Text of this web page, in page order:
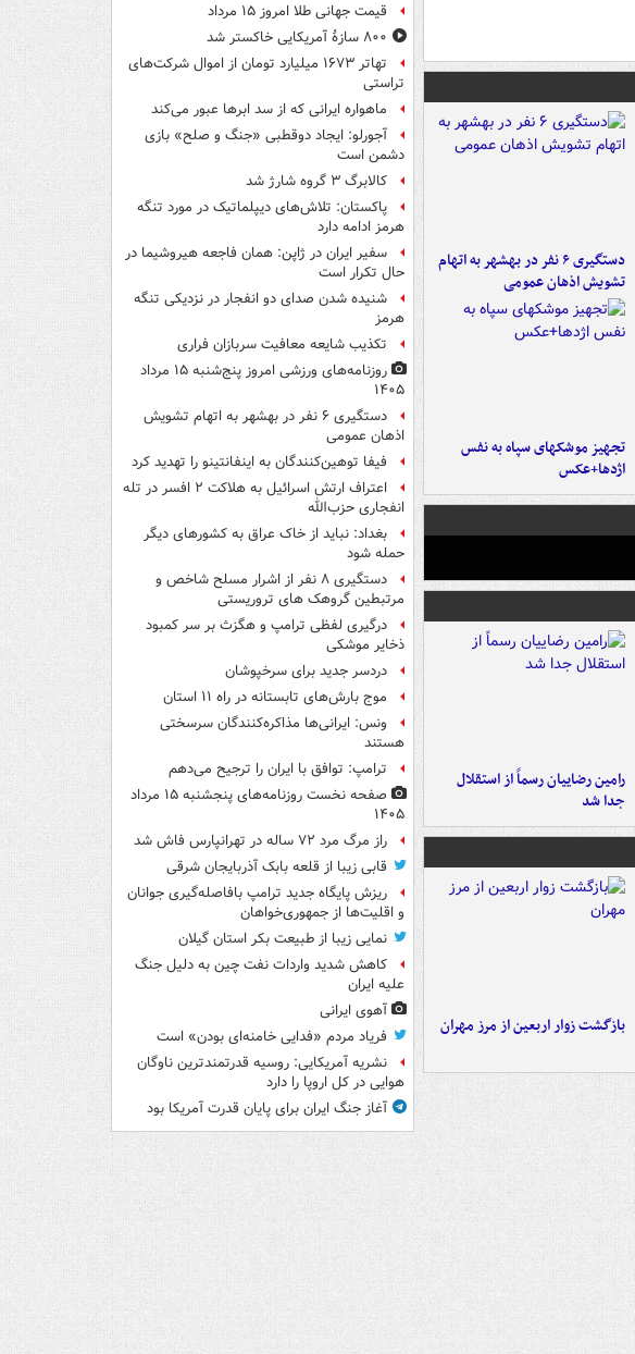
دستگیری ۶ نفر در بهشهر به اتهام
تشویش اذهان عمومی
تجهیز موشکهای سپاه به نفس
اژدها+عکس
رامین رضاییان رسماً از استقلال
جدا شد
بازگشت زوار اربعین از مرز مهران
قیمت جهانی طلا امروز ۱۵ مرداد
۸۰۰ سازۀ آمریکایی خاکستر شد
تهاتر ۱۶۷۳ میلیارد تومان از اموال شرکت‌های
تراستی
ماهواره ایرانی که از سد ابرها عبور می‌کند
آجورلو: ایجاد دوقطبی «جنگ و صلح‌» بازی
دشمن است
کالابرگ ۳ گروه شارژ شد
پاکستان: تلاش‌های دیپلماتیک در مورد تنگه
هرمز ادامه دارد
سفیر ایران در ژاپن: همان فاجعه هیروشیما در
حال تکرار است
شنیده شدن صدای دو انفجار در نزدیکی تنگه
هرمز
تکذیب شایعه معافیت سربازان فراری
روزنامه‌های ورزشی امروز پنج‌شنبه ۱۵ مرداد
۱۴۰۵
دستگیری ۶ نفر در بهشهر به اتهام تشویش
اذهان عمومی
فیفا توهین‌کنندگان به اینفانتینو را تهدید کرد
اعتراف ارتش اسرائیل به هلاکت ۲ افسر در تله
انفجاری حزب‌الله
بغداد: نباید از خاک عراق به کشورهای دیگر
حمله شود
دستگیری ۸ نفر از اشرار مسلح شاخص و
مرتبطین گروهک های تروریستی
درگیری لفظی ترامپ و هگزث بر سر کمبود
ذخایر موشکی
دردسر جدید برای سرخپوشان
موج بارش‌های تابستانه در راه ۱۱ استان
ونس: ایرانی‌ها مذاکره‌کنندگان سرسختی
هستند
ترامپ: توافق با ایران را ترجیح می‌دهم
صفحه نخست روزنامه‌های پنجشنبه ۱۵ مرداد
۱۴۰۵
راز مرگ مرد ۷۲ ساله در تهرانپارس فاش شد
قابی زیبا از قلعه بابک آذربایجان شرقی
ریزش پایگاه جدید ترامپ بافاصله‌گیری جوانان
و اقلیت‌ها از جمهوری‌خواهان
نمایی زیبا از طبیعت بکر استان گیلان
کاهش شدید واردات نفت چین به دلیل جنگ
علیه ایران
آهوی ایرانی
فریاد مردم «فدایی خامنه‌ای بودن» است
نشریه آمریکایی: روسیه قدرتمندترین ناوگان
هوایی در کل اروپا را دارد
آغاز جنگ ایران برای پایان قدرت آمریکا بود